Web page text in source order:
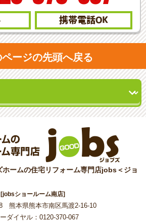
携帯電話OK
ページの先頭へ戻る
ームの住宅リフォーム専門店jobs＜ジョ
[jobsショールーム南店]
熊本県熊本市南区馬渡2-16-10
ダイヤル：0120-370-067